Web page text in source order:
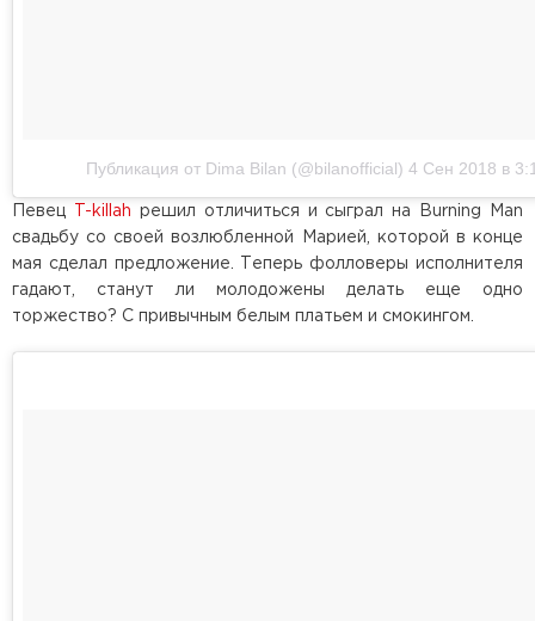
Публикация от Dima Bilan (@bilanofficial) 4 Сен 2018 в
Певец T-killah решил отличиться и сыграл на Burning Man
свадьбу со своей возлюбленной Марией, которой в конце
мая сделал предложение. Теперь фолловеры исполнителя
гадают, станут ли молодожены делать еще одно
торжество? С привычным белым платьем и смокингом.